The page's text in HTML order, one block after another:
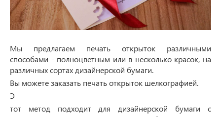
Мы предлагаем печать открыток различными
способами - полноцветным или в несколько красок, на
различных сортах дизайнерской бумаги.
Вы можете заказать печать открыток шелкографией.
Э
тот метод подходит для дизайнерской бумаги с